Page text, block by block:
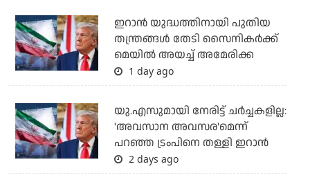
ഇറാന്‍ യുദ്ധത്തിനായി പുതിയ
തന്ത്രങ്ങള്‍ തേടി സൈനികര്‍ക്ക്
മെയില്‍ അയച്ച് അമേരിക്ക
1 day ago
യു.എസുമായി നേരിട്ട് ചര്‍ച്ചകളില്ല:
'അവസാന അവസര'മെന്ന്
പറഞ്ഞ ട്രംപിനെ തള്ളി ഇറാന്‍
2 days ago